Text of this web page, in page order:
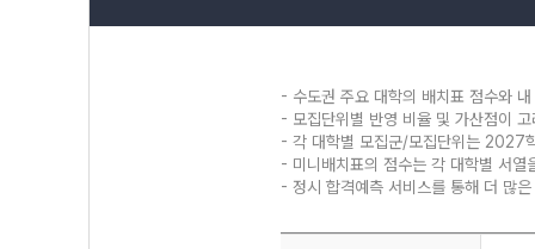
- 수도권 주요 대학의 배치표 점수와
- 모집단위별 반영 비율 및 가산점이
- 각 대학별 모집군/모집단위는 2027
- 미니배치표의 점수는 각 대학별 서열
- 정시 합격예측 서비스를 통해 더 많